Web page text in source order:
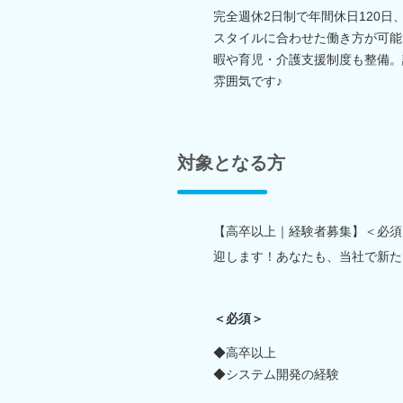
完全週休2日制で年間休日120日
スタイルに合わせた働き方が可
暇や育児・介護支援制度も整備
雰囲気です♪
対象となる方
【高卒以上｜経験者募集】＜
迎します！あなたも、当社で新
＜必須＞
◆高卒以上
◆システム開発の経験